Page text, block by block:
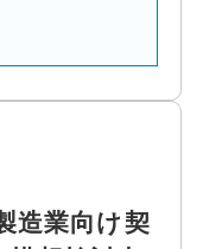
造業向け契